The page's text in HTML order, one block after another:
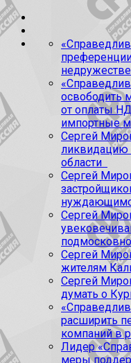
освободить
от оплаты
импортные
Сергей
ликвидацию
области
Сергей
Сергей
Сергей
жителям
Сергей
думать о
расширить
компаний в
Лидер
меры